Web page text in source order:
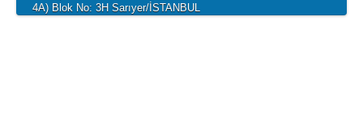
4A) Blok No: 3H Sarıyer/İSTANBUL